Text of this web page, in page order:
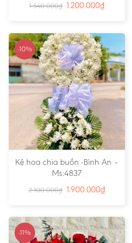
1.540.000₫ 1.200.000₫
-10%
Kệ hoa chia buồn -Bình An –
Ms:4837
2.100.000₫ 1.900.000₫
-11%